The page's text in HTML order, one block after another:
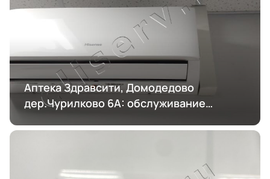
Аптека Здравсити, Домодедово
дер.Чурилково 6А: обслуживание